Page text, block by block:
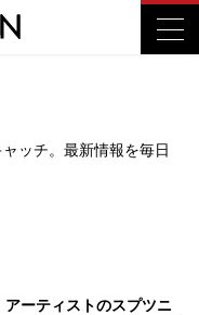
ッチ。最新情報を毎日
アーティストのスプツニ